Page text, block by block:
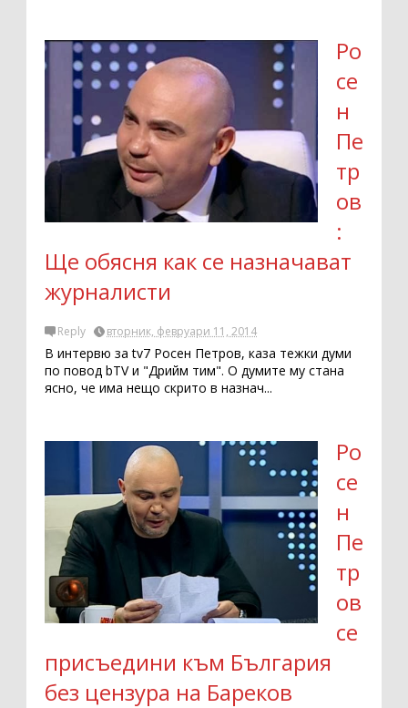
Ро
се
н
Пе
тр
ов
:
Ще обясня как се назначават
журналисти
Reply вторник, февруари 11, 2014
В интервю за tv7 Росен Петров, каза тежки думи
по повод bTV и "Дрийм тим". О думите му стана
ясно, че има нещо скрито в назнач...
Ро
се
н
Пе
тр
ов
се
присъедини към България
без цензура на Бареков